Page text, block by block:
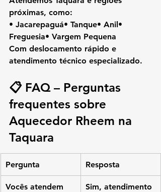
próximas, como:
• Jacarepaguá• Tanque• Anil•
Freguesia• Vargem Pequena
Com deslocamento rápido e
atendimento técnico especializado.
📋 FAQ – Perguntas
frequentes sobre
Aquecedor Rheem na
Taquara
Pergunta Resposta
Vocês atendem
Sim, atendimento